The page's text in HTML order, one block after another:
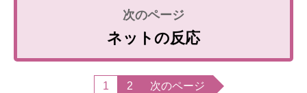
ネットの反応
1 2 次のページ